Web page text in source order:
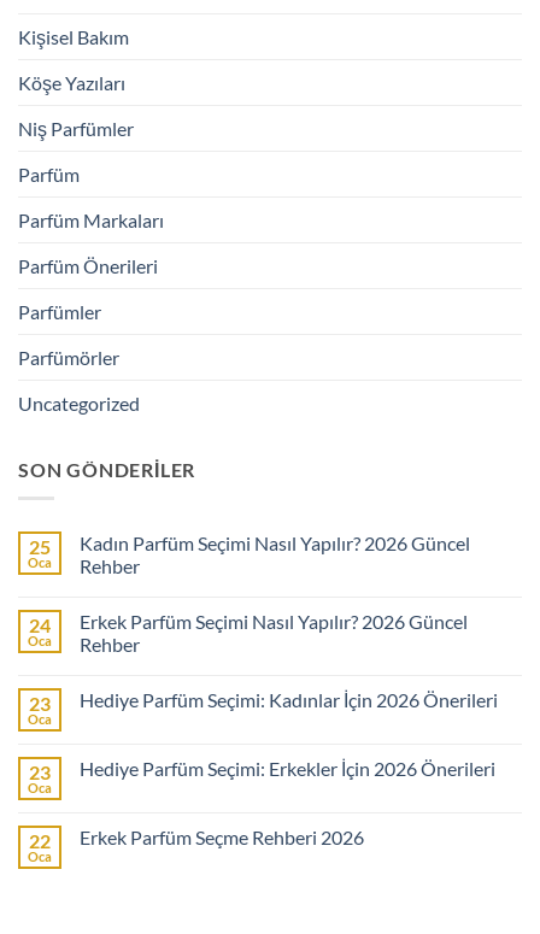
Kişisel Bakım
Köşe Yazıları
Niş Parfümler
Parfüm
Parfüm Markaları
Parfüm Önerileri
Parfümler
Parfümörler
Uncategorized
SON GÖNDERILER
25
Oca
Kadın Parfüm Seçimi Nasıl Yapılır? 2026 Güncel
Rehber
Kadın
Parfüm
Seçimi
2026
24
Oca
Erkek Parfüm Seçimi Nasıl Yapılır? 2026 Güncel
Rehber
Erkek
Yapılır?
2026
23
Oca
Hediye Parfüm Seçimi: Kadınlar İçin 2026 Önerileri
Parfüm
2026
Önerileri
23
Oca
Hediye Parfüm Seçimi: Erkekler İçin 2026 Önerileri
Parfüm
22
Oca
Erkek Parfüm Seçme Rehberi 2026